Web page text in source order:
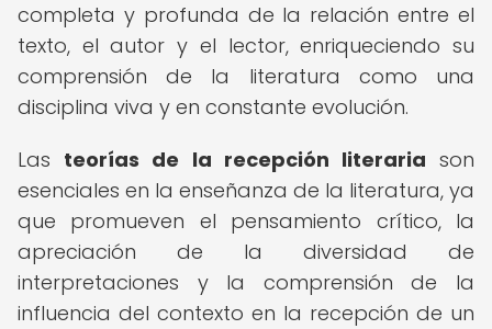
completa y profunda de la relación entre el
texto, el autor y el lector, enriqueciendo su
comprensión de la literatura como una
disciplina viva y en constante evolución.
Las teorías de la recepción literaria son
esenciales en la enseñanza de la literatura, ya
que promueven el pensamiento crítico, la
apreciación de la diversidad de
interpretaciones y la comprensión de la
influencia del contexto en la recepción de un